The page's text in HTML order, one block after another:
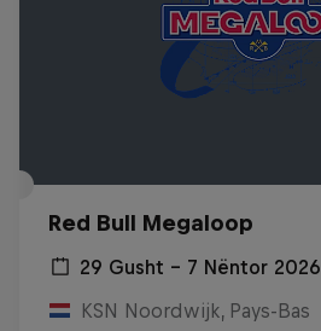
Red Bull Megaloop
29 Gusht – 7 Nëntor 2026
KSN Noordwijk, Pays-Bas